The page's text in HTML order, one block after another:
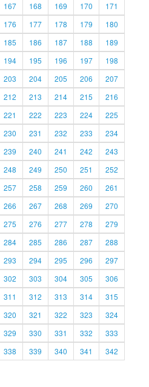
167 168 169 170
171
176 177 178 179
180
185 186 187 188
189
194 195 196 197
198
203 204 205 206
207
212 213 214 215
216
221 222 223 224
225
230 231 232 233
234
239 240 241 242
243
248 249 250 251
252
257 258 259 260
261
266 267 268 269
270
275 276 277 278
279
284 285 286 287
288
293 294 295 296
297
302 303 304 305
306
311 312 313 314
315
320 321 322 323
324
329 330 331 332
333
338 339 340 341
342